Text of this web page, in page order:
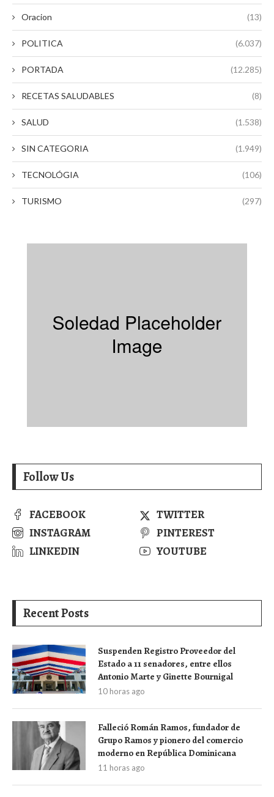
Oracion (13)
POLITICA (6.037)
PORTADA (12.285)
RECETAS SALUDABLES (8)
SALUD (1.538)
SIN CATEGORIA (1.949)
TECNOLÓGIA (106)
TURISMO (297)
Follow Us
FACEBOOK
TWITTER
INSTAGRAM
PINTEREST
LINKEDIN
YOUTUBE
Recent Posts
Suspenden Registro Proveedor del
Estado a 11 senadores, entre ellos
Antonio Marte y Ginette Bournigal
10 horas ago
Falleció Román Ramos, fundador de
Grupo Ramos y pionero del comercio
moderno en República Dominicana
11 horas ago